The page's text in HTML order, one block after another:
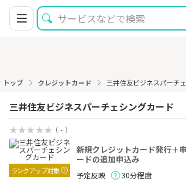
トップ クレジットカード 三井住友ビジネスパーチ
三井住友ビジネスパーチェシングカード
（ - ）
ランクアップ対象
新規クレジットカード発行＋
ードの追加申込み
予定反映
30分程度